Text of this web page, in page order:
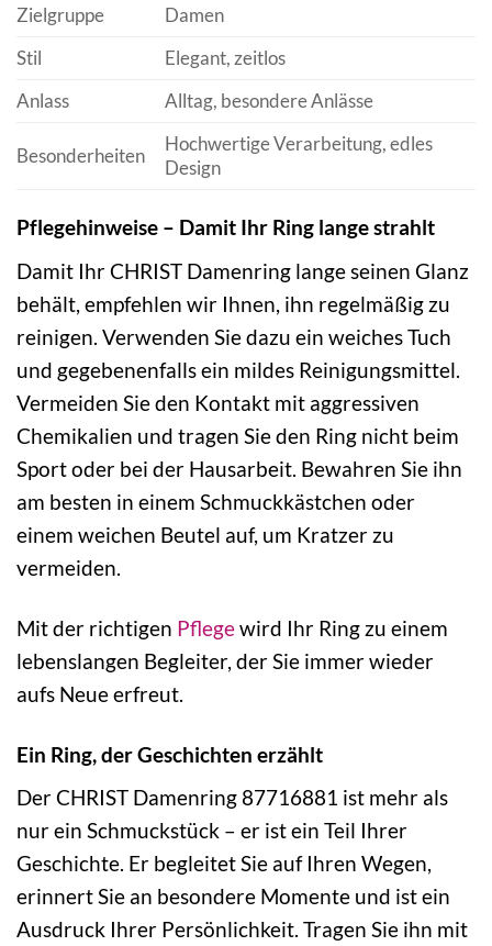
Zielgruppe
Damen
Stil
Elegant, zeitlos
Anlass
Alltag, besondere Anlässe
Besonderheiten
Hochwertige Verarbeitung, edles
Design
Pflegehinweise – Damit Ihr Ring lange strahlt
Damit Ihr CHRIST Damenring lange seinen Glanz
behält, empfehlen wir Ihnen, ihn regelmäßig zu
reinigen. Verwenden Sie dazu ein weiches Tuch
und gegebenenfalls ein mildes Reinigungsmittel.
Vermeiden Sie den Kontakt mit aggressiven
Chemikalien und tragen Sie den Ring nicht beim
Sport oder bei der Hausarbeit. Bewahren Sie ihn
am besten in einem Schmuckkästchen oder
einem weichen Beutel auf, um Kratzer zu
vermeiden.
Mit der richtigen Pflegewird Ihr Ring zu einem
lebenslangen Begleiter, der Sie immer wieder
aufs Neue erfreut.
Ein Ring, der Geschichten erzählt
Der CHRIST Damenring 87716881 ist mehr als
nur ein Schmuckstück – er ist ein Teil Ihrer
Geschichte. Er begleitet Sie auf Ihren Wegen,
erinnert Sie an besondere Momente und ist ein
Ausdruck Ihrer Persönlichkeit. Tragen Sie ihn mit